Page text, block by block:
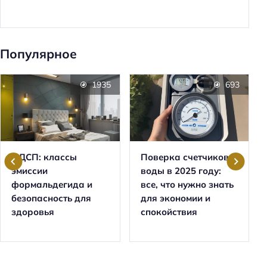
Популярное
ЛДСП: классы
эмиссии
формальдегида и
безопасность для
здоровья
1935
Поверка счетчиков
воды в 2025 году:
все, что нужно знать
для экономии и
спокойствия
693